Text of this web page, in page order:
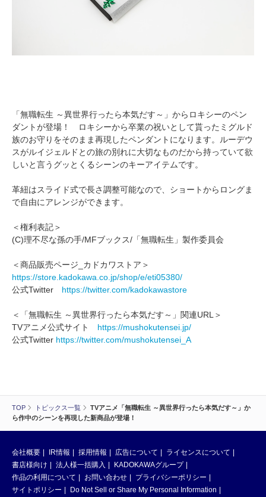
TOP トピックス一覧
TVアニメ「無職転生 ～異世界行ったら本気だす～」か
ら作中のシーンを再現した新商品が登場！
「無職転生 ～異世界行ったら本気だす～」からロキシーのペン
ダントが登場！ ロキシーから卒業の祝いとして貰ったミグルド
族のお守りをそのまま再現したペンダントになります。ルーデウ
スがルイジェルドとの旅の別れに大切なものだから持っていて欲
しいと言うグッとくるシーンのキーアイテムです。
革紐はスライド式で長さ調整可能なので、ショートからロングま
で自由にアレンジができます。
＜権利表記＞
(C)理不尽な孫の手/MFブックス/「無職転生」製作委員会
＜商品販売ページ_カドカワストア＞
https://store.kadokawa.co.jp/shop/e/eti05380/
公式Twitter https://twitter.com/kadokawastore
＜「無職転生 ～異世界行ったら本気だす～」関連URL＞
TVアニメ公式サイト https://mushokutensei.jp/
公式Twitter https://twitter.com/mushokutensei_A
会社概要 IR情報 採用情報 広告について
ライセンスについて
書店様向け
法人様一括購入
KADOKAWAグループ
作品の利用について
お問い合わせ
プライバシーポリシー
サイトポリシー
Do Not Sell or Share My Personal Information